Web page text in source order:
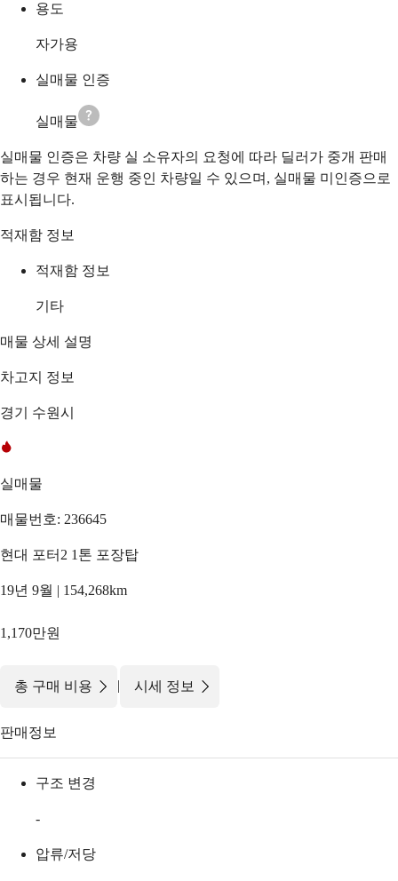
용도
자가용
실매물 인증
실매물
실매물 인증은 차량 실 소유자의 요청에 따라 딜러가 중개 판매
하는 경우 현재 운행 중인 차량일 수 있으며, 실매물 미인증으로
표시됩니다.
적재함 정보
적재함 정보
기타
매물 상세 설명
차고지 정보
경기 수원시
실매물
매물번호: 236645
현대 포터2 1톤 포장탑
19년 9월 | 154,268km
1,170만원
총 구매 비용 | 시세 정보
판매정보
구조 변경
-
압류/저당